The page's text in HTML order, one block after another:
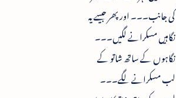
کی جانب۔۔۔ اور پھر جیسے یہ
نگاہیں مسکرانے لگیں۔۔۔
نگاہوں کے ساتھ شاتو کے
لب مسکرانے لگے۔۔۔